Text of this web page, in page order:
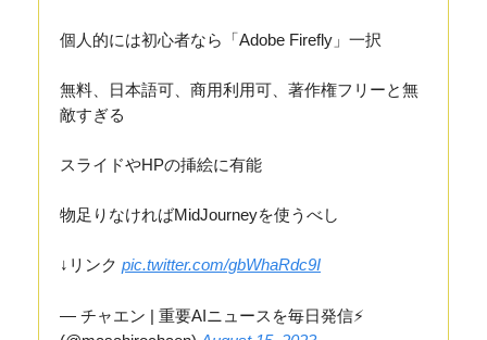
個人的には初心者なら「Adobe Firefly」一択
無料、日本語可、商用利用可、著作権フリーと無
敵すぎる
スライドやHPの挿絵に有能
物足りなければMidJourneyを使うべし
↓リンク pic.twitter.com/gbWhaRdc9I
— チャエン | 重要AIニュースを毎日発信⚡️